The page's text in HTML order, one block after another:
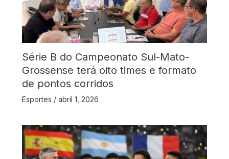
Série B do Campeonato Sul-Mato-
Grossense terá oito times e formato
de pontos corridos
Esportes / abril 1, 2026